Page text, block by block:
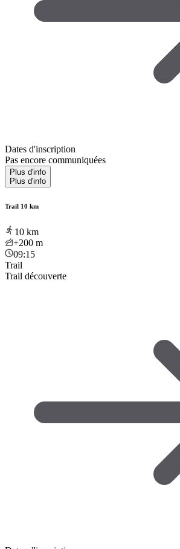
Dates d'inscription
Pas encore communiquées
Plus d'info
Plus d'info
Trail 10 km
10 km
+200 m
09:15
Trail
Trail découverte